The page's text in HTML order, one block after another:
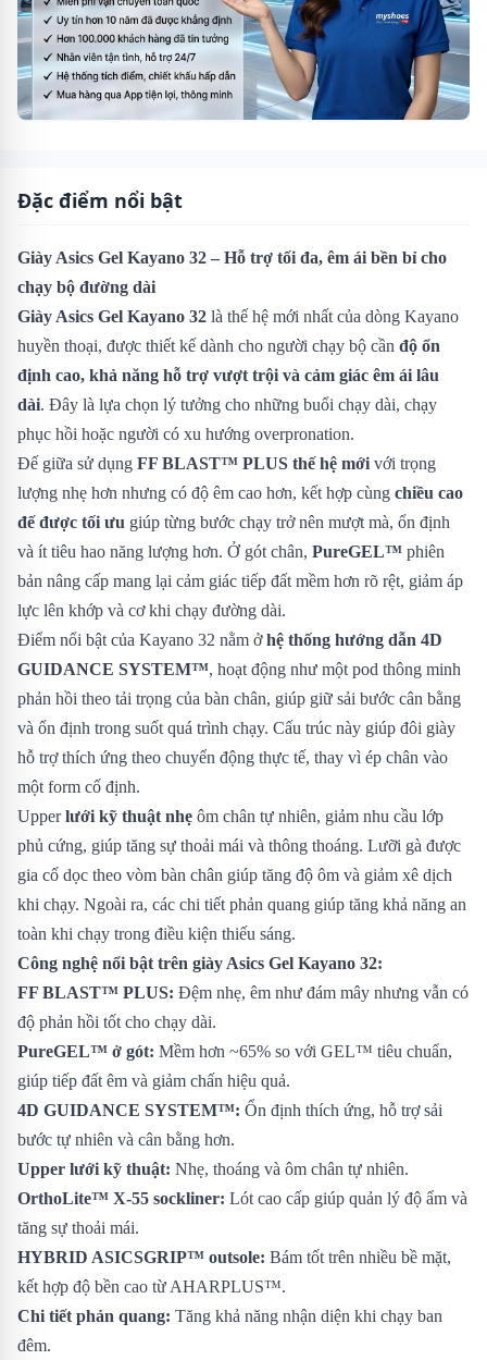
Đặc điểm nổi bật
Giày Asics Gel Kayano 32 – Hỗ trợ tối đa, êm ái bền bỉ cho
chạy bộ đường dài
Giày Asics Gel Kayano 32 là thế hệ mới nhất của dòng Kayano
huyền thoại, được thiết kế dành cho người chạy bộ cần độ ổn
định cao, khả năng hỗ trợ vượt trội và cảm giác êm ái lâu
dài. Đây là lựa chọn lý tưởng cho những buổi chạy dài, chạy
phục hồi hoặc người có xu hướng overpronation.
Đế giữa sử dụng FF BLAST™ PLUS thế hệ mới với trọng
lượng nhẹ hơn nhưng có độ êm cao hơn, kết hợp cùng chiều cao
đế được tối ưu giúp từng bước chạy trở nên mượt mà, ổn định
và ít tiêu hao năng lượng hơn. Ở gót chân, PureGEL™ phiên
bản nâng cấp mang lại cảm giác tiếp đất mềm hơn rõ rệt, giảm áp
lực lên khớp và cơ khi chạy đường dài.
Điểm nổi bật của Kayano 32 nằm ởhệ thống hướng dẫn 4D
GUIDANCE SYSTEM™, hoạt động như một pod thông minh
phản hồi theo tải trọng của bàn chân, giúp giữ sải bước cân bằng
và ổn định trong suốt quá trình chạy. Cấu trúc này giúp đôi giày
hỗ trợ thích ứng theo chuyển động thực tế, thay vì ép chân vào
một form cố định.
Upperlưới kỹ thuật nhẹ ôm chân tự nhiên, giảm nhu cầu lớp
phủ cứng, giúp tăng sự thoải mái và thông thoáng. Lưỡi gà được
gia cố dọc theo vòm bàn chân giúp tăng độ ôm và giảm xê dịch
khi chạy. Ngoài ra, các chi tiết phản quang giúp tăng khả năng an
toàn khi chạy trong điều kiện thiếu sáng.
Công nghệ nổi bật trên giày Asics Gel Kayano 32:
FF BLAST™ PLUS: Đệm nhẹ, êm như đám mây nhưng vẫn có
độ phản hồi tốt cho chạy dài.
PureGEL™ ở gót: Mềm hơn ~65% so với GEL™ tiêu chuẩn,
giúp tiếp đất êm và giảm chấn hiệu quả.
4D GUIDANCE SYSTEM™: Ổn định thích ứng, hỗ trợ sải
bước tự nhiên và cân bằng hơn.
Upper lưới kỹ thuật: Nhẹ, thoáng và ôm chân tự nhiên.
OrthoLite™ X-55 sockliner: Lót cao cấp giúp quản lý độ ẩm và
tăng sự thoải mái.
HYBRID ASICSGRIP™ outsole: Bám tốt trên nhiều bề mặt,
kết hợp độ bền cao từ AHARPLUS™.
Chi tiết phản quang: Tăng khả năng nhận diện khi chạy ban
đêm.